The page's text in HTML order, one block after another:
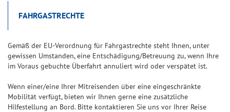
FAHRGASTRECHTE
Gemäß der EU-Verordnung für Fahrgastrechte steht Ihnen, unter
gewissen Umstanden, eine Entschädigung/Betreuung zu, wenn Ihre
im Voraus gebuchte Überfahrt annuliert wird oder verspätet ist.
Wenn einer/eine Ihrer Mitreisenden über eine eingeschränkte
Mobilität verfügt, bieten wir Ihnen gerne eine zusätzliche
Hilfestellung an Bord. Bitte kontaktieren Sie uns vor Ihrer Reise